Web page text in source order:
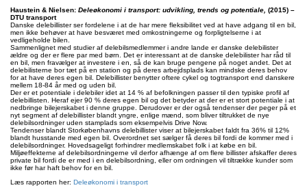
Haustein & Nielsen: Deleøkonomi i transport: udvikling, trends og potentiale, (2015) –
DTU transport
Danske delebillister ser fordelene i at de har mere fleksibilitet ved at have adgang til en bil,
men ikke behøver at have besværet med omkostningerne og forpligtelserne i at
vedligeholde bilen.
Sammenlignet med studier af delebilsmedlemmer i andre lande er danske delebilister
ældre og der er flere par med børn. Det er interessant at de danske delebilister har råd til
en bil, men fravælger at investere i en, så de kan bruge pengene på noget andet. Det at
delebilisterne bor tæt på en station og på deres arbejdsplads kan mindske deres behov
for at have deres egen bil. Delebillister benytter oftere cykel og togtransport end danskere
mellem 18-84 år med og uden bil.
Der er et potentiale i delebiler idet at 14 % af befolkningen passer til den typiske profil af
delebillisten. Heraf ejer 90 % deres egen bil og det betyder at der er et stort potentiale i at
nedbringe bilejerskabet i denne gruppe. Derudover er der også tendenser der peger på et
nyt segment af delebillister blandt yngre, enlige mænd, som bliver tiltrukket de nye
delebilsordninger uden stamplads som eksempelvis Drive Now.
Tendenser blandt Storkøbenhavns delebillister viser at bilejerskabet faldt fra 36% til 12%
blandt husstande med egen bil. Overordnet set sælger få deres bil fordi de kommer med i
delebilsordninger. Hovedsageligt forhindrer medlemskabet folk i at købe en bil.
Miljøeffekterne af delebilsordningerne vil derfor afhænge af om flere billister afskaffer deres
private bil fordi de er med i en delebilsordning, eller om ordningen vil tiltrække kunder som
ikke før har haft behov for en bil.
Læs rapporten her: Deleøkonomi i transport